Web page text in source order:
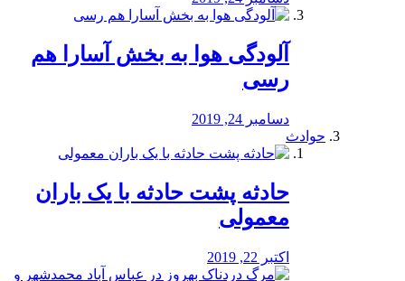
آلودگی هوا به بخش آسارا هم
رسی
دسامبر 24, 2019
حوادث
️حادثه پشت حادثه با یک باران
معمولی
اکتبر 22, 2019